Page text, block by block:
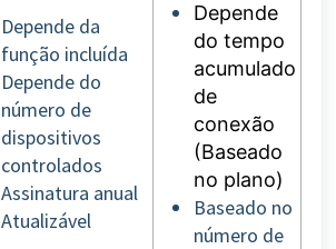
Depende da
função incluída
Depende do
número de
dispositivos
controlados
Assinatura anual
Atualizável
Depende
do tempo
acumulado
de
conexão
(Baseado
no plano)
Baseado no
número de